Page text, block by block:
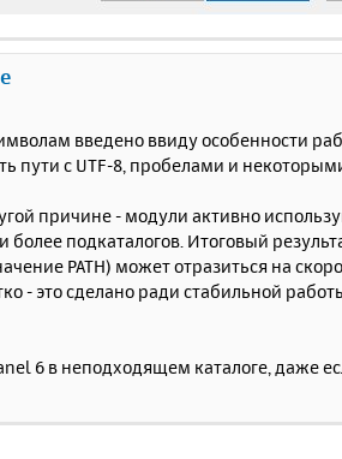
введено ввиду особенности
пути с UTF-8, пробелами и
причине - модули активно
более подкаталогов. Итоговый
PATH) может отразиться на
- это сделано ради стабильной
6 в неподходящем каталоге, даже